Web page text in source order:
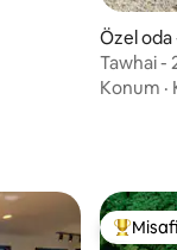
Özel oda
Tawhai -
Konum ·
arasında